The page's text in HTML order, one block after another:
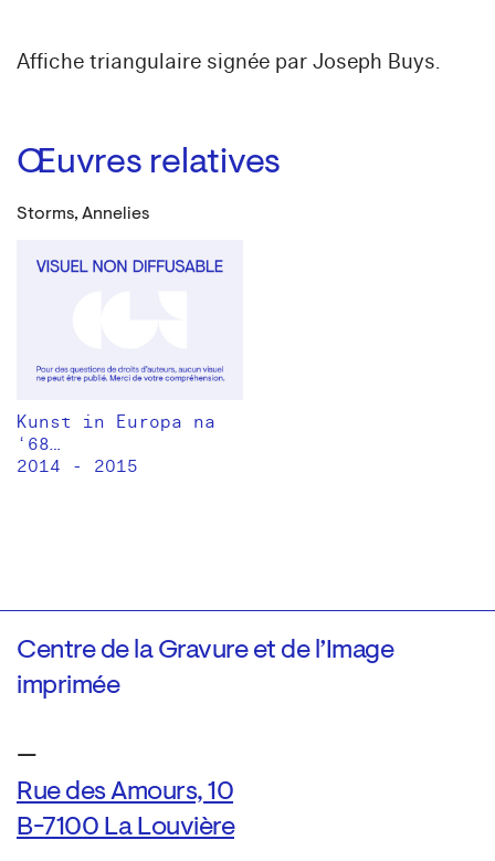
Affiche triangulaire signée par Joseph Buys.
Œuvres relatives
Storms, Annelies
Kunst in Europa na
‘68…
2014 - 2015
Centre de la Gravure et de l’Image
imprimée
—
Rue des Amours, 10
B-7100 La Louvière